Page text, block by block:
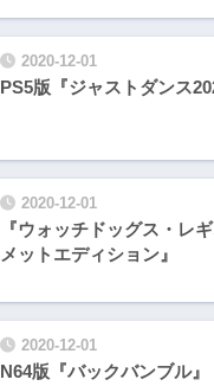
2020-12-01
PS5版『ジャストダンス
2020-12-01
『ウォッチドッグス・レ
メットエディション』
2020-12-01
N64版『バックバンブル』